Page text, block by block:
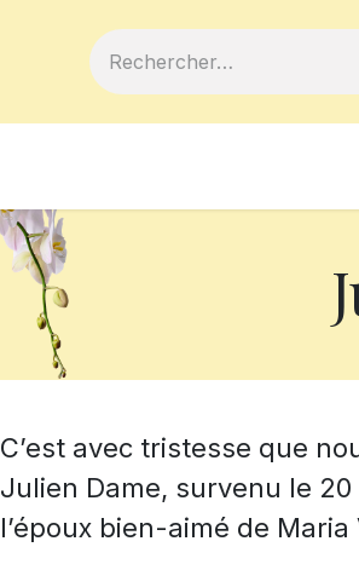
C’est avec tristesse que
Julien Dame, survenu le
l’époux bien-aimé de